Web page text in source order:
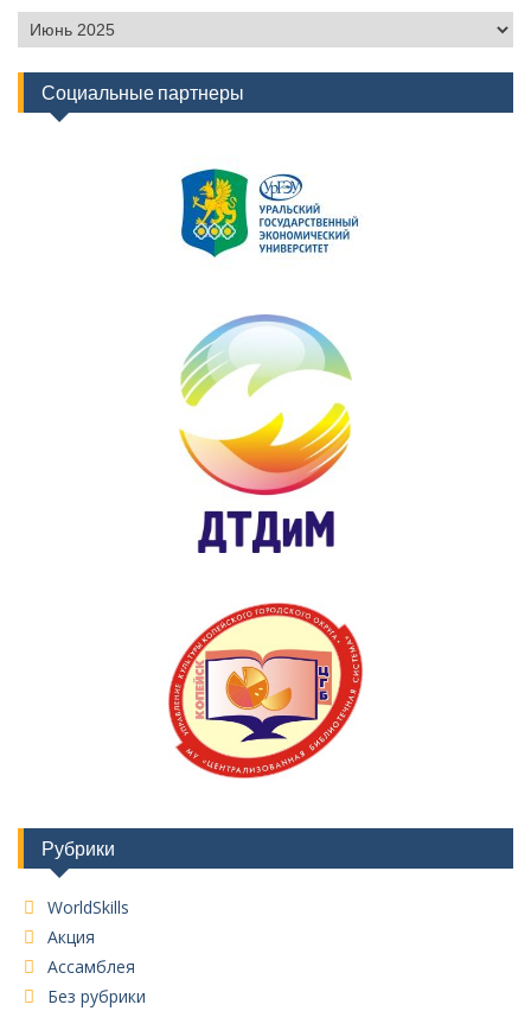
Архив
новостей
Социальные партнеры
Рубрики
WorldSkills
Акция
Ассамблея
Без рубрики